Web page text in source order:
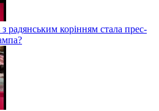
радянським корінням стала прес-